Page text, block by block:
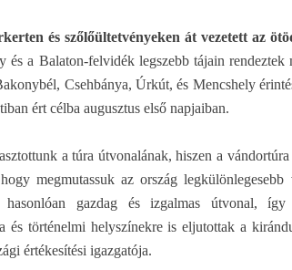
és szőlőültetvényeken át vezetett az
és a Balaton-felvidék legszebb tájain
Csehbánya, Úrkút, és Mencshely
ért célba augusztus első napjaiban.
a túra útvonalának, hiszen a
megmutassuk az ország
hasonlóan gazdag és izgalmas útvonal,
és történelmi helyszínekre is eljutottak a
értékesítési igazgatója.